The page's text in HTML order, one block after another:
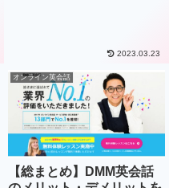
2023.03.23
オンライン英会話
【総まとめ】DMM英会話